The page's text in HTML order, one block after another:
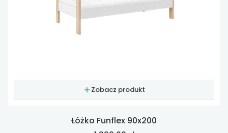
Zobacz produkt
Łóżko Funflex 90x200